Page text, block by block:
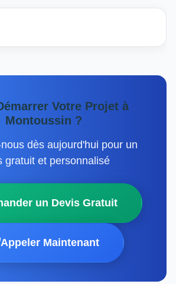
Votre Projet à
Montoussin ?
dès aujourd'hui pour un
gratuit et personnalisé
un Devis Gratuit
Appeler Maintenant